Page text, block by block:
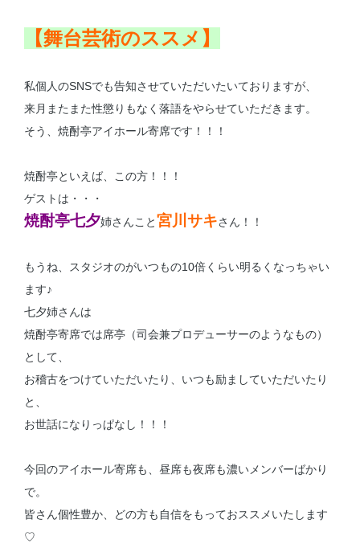
【舞台芸術のススメ】
私個人のSNSでも告知させていただいたいておりますが、
来月またまた性懲りもなく落語をやらせていただきます。
そう、焼酎亭アイホール寄席です！！！
焼酎亭といえば、この方！！！
ゲストは・・・
焼酎亭七夕姉さんこと宮川サキさん！！
もうね、スタジオのがいつもの10倍くらい明るくなっちゃい
ます♪
七夕姉さんは
焼酎亭寄席では席亭（司会兼プロデューサーのようなもの）
として、
お稽古をつけていただいたり、いつも励ましていただいたり
と、
お世話になりっぱなし！！！
今回のアイホール寄席も、昼席も夜席も濃いメンバーばかり
で。
皆さん個性豊か、どの方も自信をもっておススメいたします
♡